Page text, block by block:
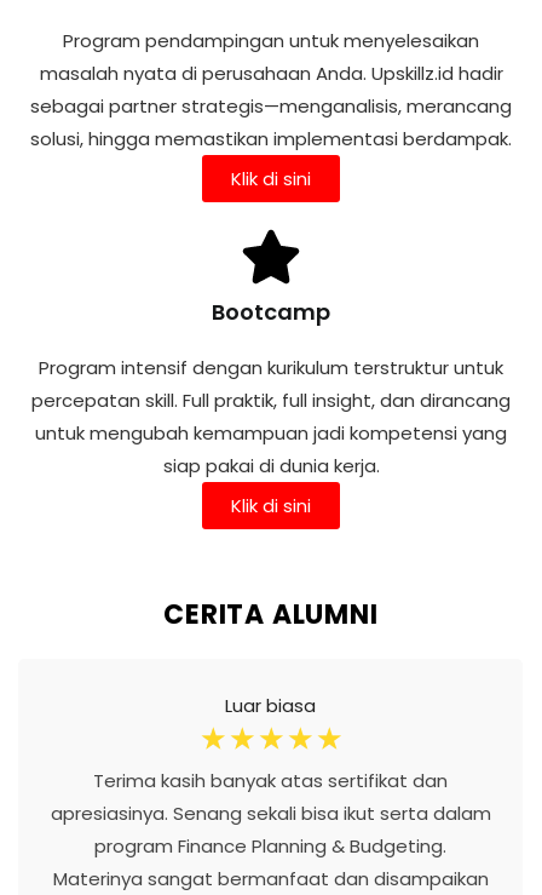
Program pendampingan untuk menyelesaikan
masalah nyata di perusahaan Anda. Upskillz.id hadir
sebagai partner strategis—menganalisis, merancang
solusi, hingga memastikan implementasi berdampak.
Klik di sini
Bootcamp
Program intensif dengan kurikulum terstruktur untuk
percepatan skill. Full praktik, full insight, dan dirancang
untuk mengubah kemampuan jadi kompetensi yang
siap pakai di dunia kerja.
Klik di sini
CERITA ALUMNI
Luar biasa
☆ ☆ ☆ ☆ ☆
Terima kasih banyak atas sertifikat dan
apresiasinya. Senang sekali bisa ikut serta dalam
program Finance Planning & Budgeting.
Materinya sangat bermanfaat dan disampaikan